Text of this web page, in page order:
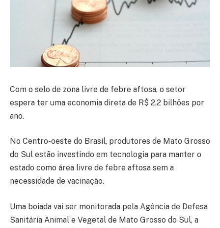
Com o selo de zona livre de febre aftosa, o setor
espera ter uma economia direta de R$ 2,2 bilhões por
ano.
No Centro-oeste do Brasil, produtores de Mato Grosso
do Sul estão investindo em tecnologia para manter o
estado como área livre de febre aftosa sem a
necessidade de vacinação.
Uma boiada vai ser monitorada pela Agência de Defesa
Sanitária Animal e Vegetal de Mato Grosso do Sul, a